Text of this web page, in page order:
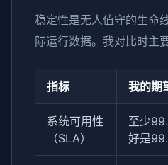
稳定性是无人值守的生命
际运行数据。我对比时主
指标 我的期
系统可用性
（SLA）
至少
好是